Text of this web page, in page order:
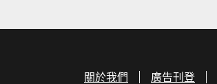
關於我們 廣告刊登